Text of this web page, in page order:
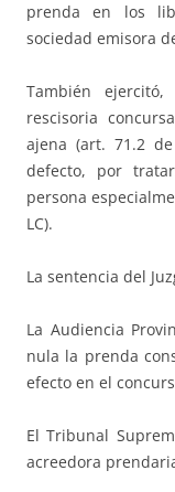
prenda en los
sociedad emisora
También
rescisoria
ajena (art. 71.2
defecto, por
persona
LC).
La sentencia del
La Audiencia
nula la prenda
efecto en el
El Tribunal
acreedora